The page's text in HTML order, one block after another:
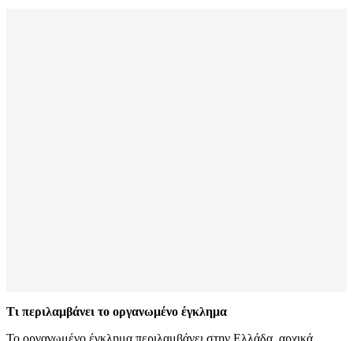
Τι περιλαμβάνει το οργανωμένο έγκλημα